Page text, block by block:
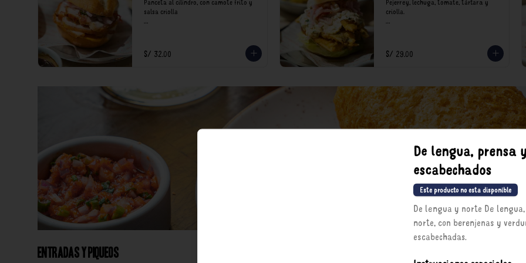
Panceta al cilindro, con camote frito y
salsa criolla
recargo al consumo.
S/ 32.00
Pejerrey, lechuga, tomate, tártara y
criolla.
recargo al consumo.
S/ 29.00
Entradas y Piqueos
De lengua, prensa y
escabechados
Este producto no esta disponible
De lengua y norte De
norte, con berenjenas y
escabechadas.